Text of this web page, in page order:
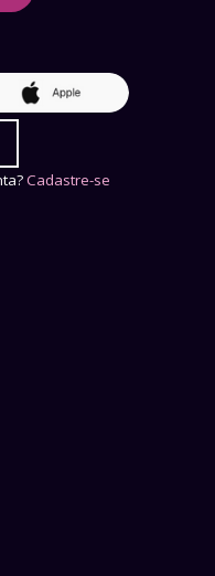
Cadastre-se